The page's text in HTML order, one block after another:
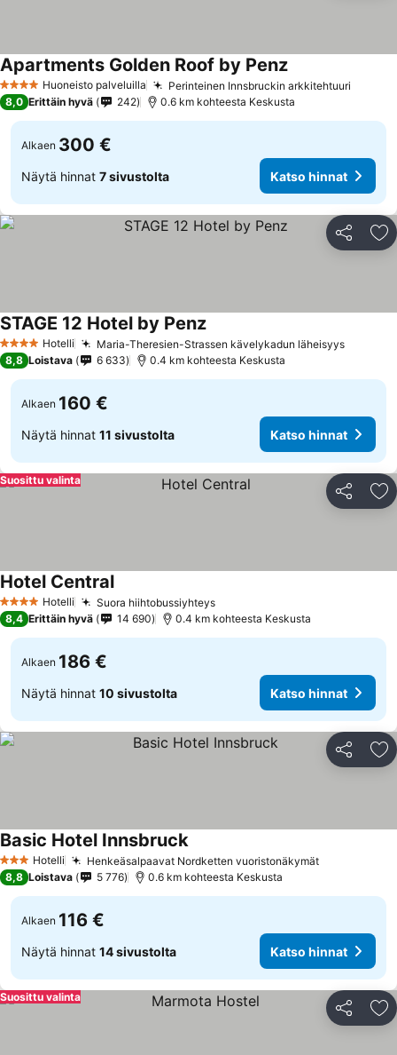
4 TähtiluokitusHuoneisto palveluilla Perinteinen Innsbruckin arkkitehtuuri
Apartments Golden Roof by Penz
8,0 Erittäin hyvä 242 0.6 km kohteesta Keskusta
Alkaen 300 €
Näytä hinnat 7 sivustolta Katso hinnat
Jaa
4 Tähtiluokitus
Hotelli Maria-Theresien-Strassen kävelykadun läheisyys
STAGE 12 Hotel by Penz
8,8 Loistava 6 633 0.4 km kohteesta Keskusta
Alkaen 160 €
Näytä hinnat 11 sivustolta Katso hinnat
Jaa
Suosittu valinta
4 Tähtiluokitus
Hotelli Suora hiihtobussiyhteys
Hotel Central
8,4 Erittäin hyvä 14 690 0.4 km kohteesta Keskusta
Alkaen 186 €
Näytä hinnat 10 sivustolta Katso hinnat
Jaa
3 Tähtiluokitus
Hotelli Henkeäsalpaavat Nordketten vuoristonäkymät
Basic Hotel Innsbruck
8,8 Loistava 5 776 0.6 km kohteesta Keskusta
Alkaen 116 €
Näytä hinnat 14 sivustolta Katso hinnat
Jaa
Suosittu valinta